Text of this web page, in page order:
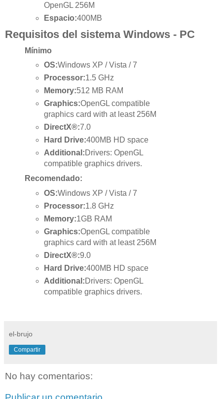
OpenGL 256M
Espacio:400MB
Requisitos del sistema Windows - PC
Mínimo
OS:Windows XP / Vista / 7
Processor:1.5 GHz
Memory:512 MB RAM
Graphics:OpenGL compatible
graphics card with at least 256M
DirectX®:7.0
Hard Drive:400MB HD space
Additional:Drivers: OpenGL
compatible graphics drivers.
Recomendado:
OS:Windows XP / Vista / 7
Processor:1.8 GHz
Memory:1GB RAM
Graphics:OpenGL compatible
graphics card with at least 256M
DirectX®:9.0
Hard Drive:400MB HD space
Additional:Drivers: OpenGL
compatible graphics drivers.
el-brujo
Compartir
No hay comentarios: